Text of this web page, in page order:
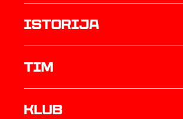
istorija
TIM
Klub